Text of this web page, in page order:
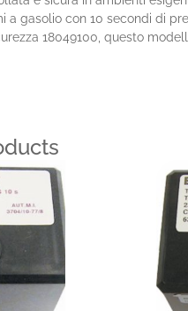
a gasolio con 10 secondi di
18049100, questo